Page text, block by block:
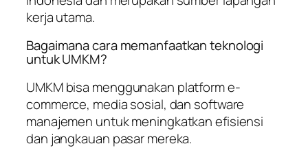
kerja utama.
Bagaimana cara memanfaatkan teknologi
untuk UMKM?
UMKM bisa menggunakan platform e-
commerce, media sosial, dan software
manajemen untuk meningkatkan efisiensi
dan jangkauan pasar mereka.